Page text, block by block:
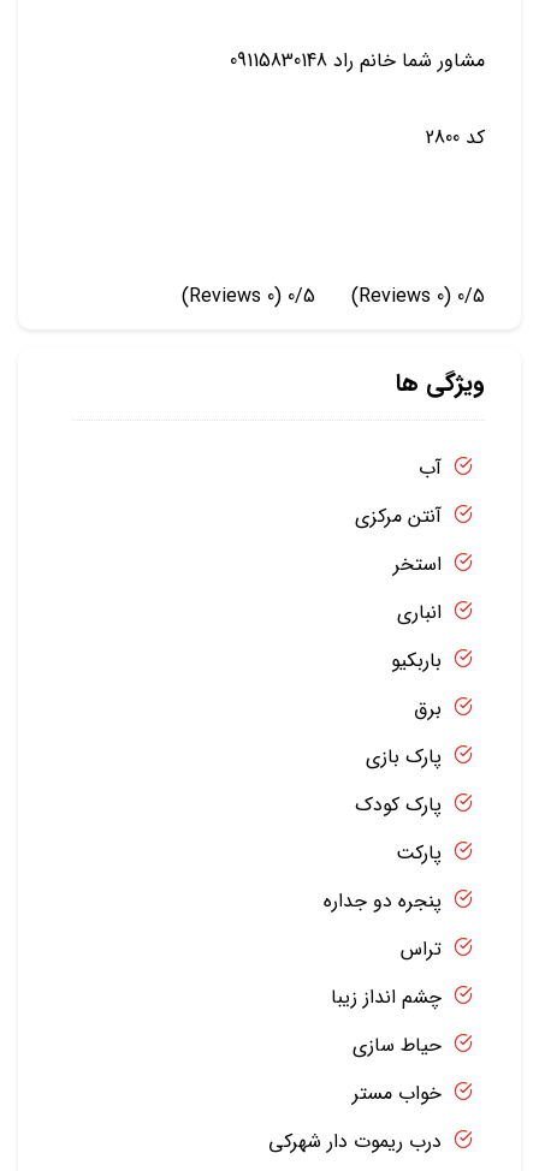
مشاور شما خانم راد 09115830148
کد 2800
0/5
(0 Reviews)
0/5
(0 Reviews)
ویژگی ها
آب
آنتن مرکزی
استخر
انباری
باربکیو
برق
پارک بازی
پارک کودک
پارکت
پنجره دو جداره
تراس
چشم انداز زیبا
حیاط سازی
خواب مستر
درب ریموت دار شهرکی